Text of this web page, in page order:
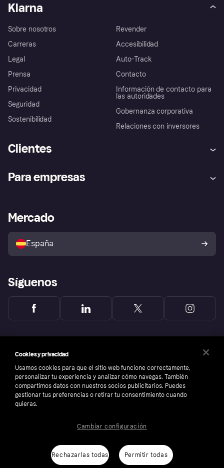
Klarna
Sobre nosotros
Carreras
Legal
Prensa
Privacidad
Seguridad
Sostenibilidad
Revender
Accesibilidad
Auto-Track
Contacto
Información de contacto para
las autoridades
Gobernanza corporativa
Relaciones con inversores
Clientes
Inicio de sesión
Directorio de tiendas
Política de protección al
comprador de Klarna
Reclamaciones
Para empresas
Acceso empresas
Mercado
España
Síguenos
Número de empresa: 556737-0431
Aviso Sobre CookiesKlarna.com
Cookies y privacidad
Usamos cookies para que el sitio web funcione correctamente,
personalizar tu experiencia y analizar cómo navegas. También
compartimos datos con nuestros socios publicitarios. Puedes
gestionar tus preferencias o retirar tu consentimiento cuando
quieras.
Rechazarlas todas Permitir todas
Cambiar configuración